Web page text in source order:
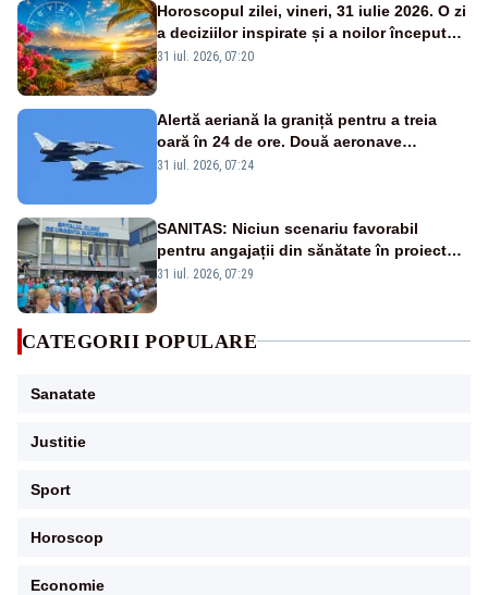
Horoscopul zilei, vineri, 31 iulie 2026. O zi
a deciziilor inspirate și a noilor începuturi.
Vezi zodiile vizate
31 iul. 2026, 07:20
Alertă aeriană la graniță pentru a treia
oară în 24 de ore. Două aeronave
Eurofighter britanice au fost ridicate de la
31 iul. 2026, 07:24
SANITAS: Niciun scenariu favorabil
pentru angajații din sănătate în proiectul
Legii salarizării
31 iul. 2026, 07:29
CATEGORII POPULARE
Sanatate
Justitie
Sport
Horoscop
Economie